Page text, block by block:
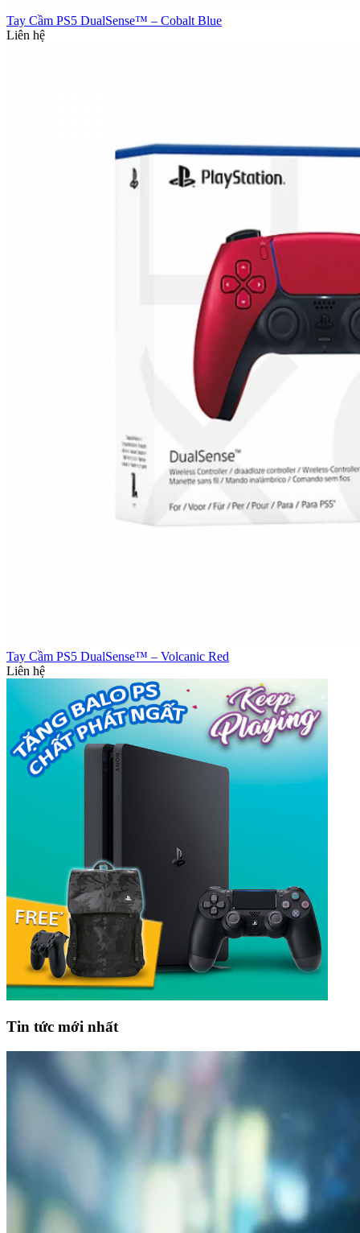
Tay Cầm PS5 DualSense™ – Cobalt Blue
Liên hệ
Tay Cầm PS5 DualSense™ – Volcanic Red
Liên hệ
Tin tức mới nhất